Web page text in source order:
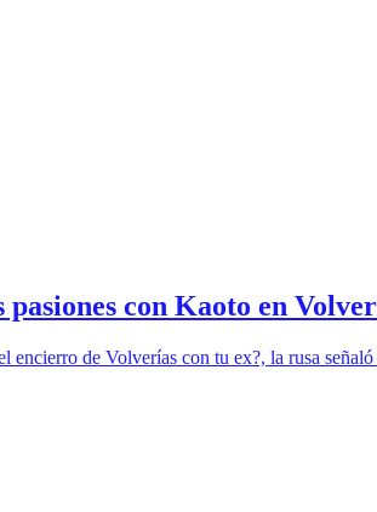
con Kaoto en
de Volverías con tu ex?, la rusa